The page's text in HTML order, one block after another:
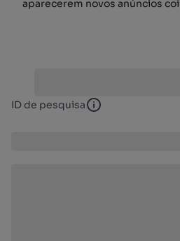
aparecerem novos anúncios
ID de pesquisa ID de pesquisa